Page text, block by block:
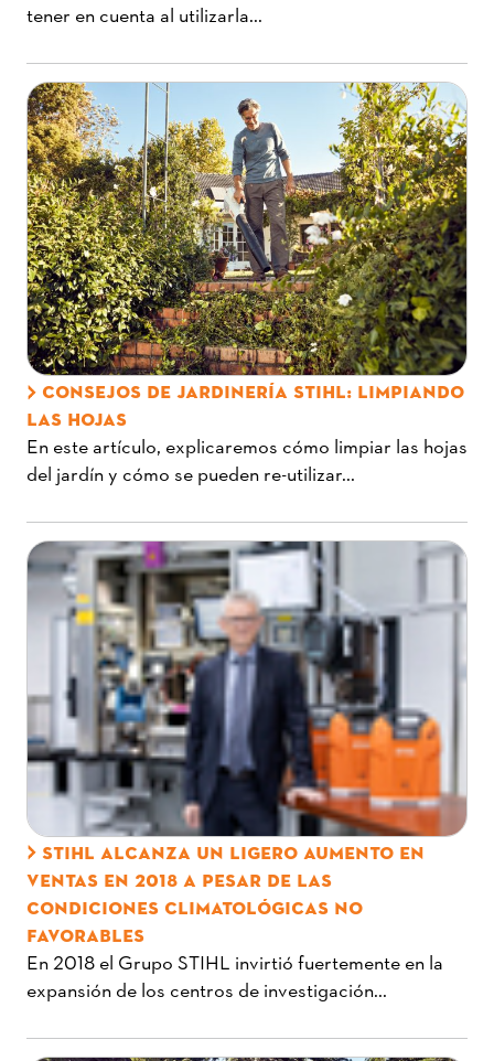
tener en cuenta al utilizarla...
CONSEJOS DE JARDINERÍA STIHL: LIMPIANDO
LAS HOJAS
En este artículo, explicaremos cómo limpiar las hojas
del jardín y cómo se pueden re-utilizar...
STIHL ALCANZA UN LIGERO AUMENTO EN
VENTAS EN 2018 A PESAR DE LAS
CONDICIONES CLIMATOLÓGICAS NO
FAVORABLES
En 2018 el Grupo STIHL invirtió fuertemente en la
expansión de los centros de investigación...